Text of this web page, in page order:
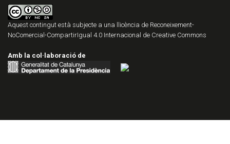
Aquest contingut està subjecte a una llicència de Reconeixement-
NoComercial-CompartirIgual 4.0 Internacional de Creative Commons
Amb la col·laboració de